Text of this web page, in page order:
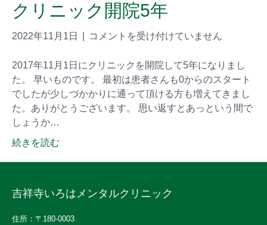
クリニック開院5年
2022年11月1日 コメントを受け付けていません
2017年11月1日にクリニックを開院して5年になりまし
た。 早いものです。 最初は患者さんも0からのスタート
でしたが少しづかかりに通って頂ける方も増えてきまし
た。ありがとうございます。 思い返すとあっという間で
しょうか…
続きを読む
吉祥寺いろはメンタルクリニック
住所：〒180-0003